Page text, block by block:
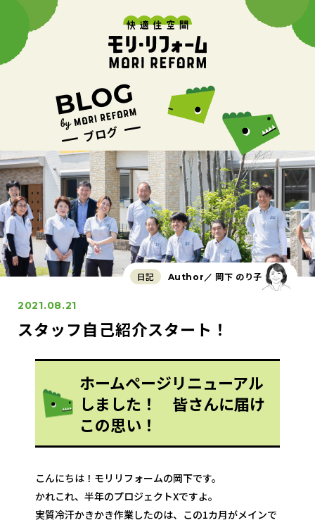
日記 Author／ 岡下 のり子
2021.08.21
スタッフ自己紹介スタート！
ホームページリニューアル
しました！ 皆さんに届け
この思い！
こんにちは！モリリフォームの岡下です。
かれこれ、半年のプロジェクトXですよ。
実質冷汗かきかき作業したのは、この1カ月がメインで